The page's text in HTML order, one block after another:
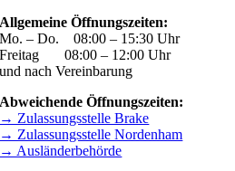
Allgemeine Öffnungszeiten:
Mo. – Do. 08:00 – 15:30 Uhr
Freitag 08:00 – 12:00 Uhr
und nach Vereinbarung
Abweichende Öffnungszeiten:
→ Zulassungsstelle Brake
→ Zulassungsstelle Nordenham
→ Ausländerbehörde